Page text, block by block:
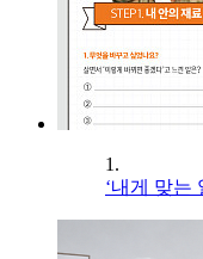
1.
‘내게 맞는